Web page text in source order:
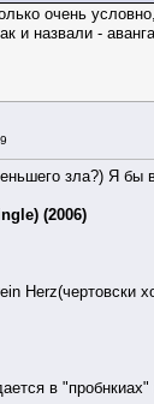
очень
и назвали -
зла?) Я бы
(2006)
Herz(чертовски
в